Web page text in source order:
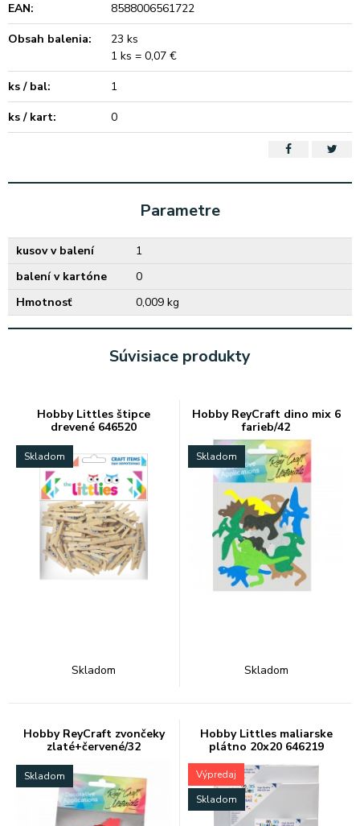
EAN:
8588006561722
Obsah balenia:
23 ks
1 ks = 0,07 €
ks / bal:
1
ks / kart:
0
Parametre
kusov v balení
1
balení v kartóne
0
Hmotnosť
0,009 kg
Súvisiace produkty
Hobby Littles štipce
drevené 646520
Skladom
Skladom
Hobby ReyCraft dino mix 6
farieb/42
Skladom
Skladom
Hobby ReyCraft zvončeky
zlaté+červené/32
Skladom
Hobby Littles maliarske
plátno 20x20 646219
Výpredaj
Skladom